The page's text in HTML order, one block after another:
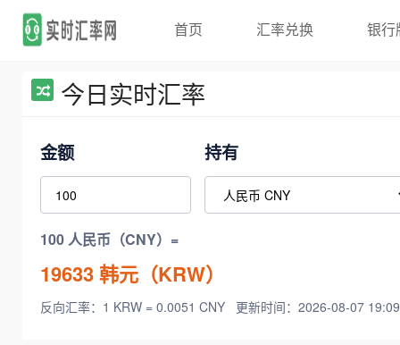
首页 汇率兑换 银行
今日实时汇率
金额 持有
100 人民币（CNY）=
19633韩元（KRW）
反向汇率：1 KRW = 0.0051 CNY 更新时间：2026-08-07